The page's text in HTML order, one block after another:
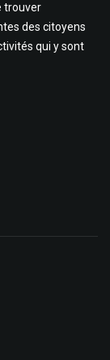
trouver
des citoyens
qui y sont